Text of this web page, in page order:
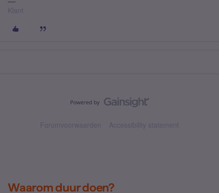
Klant
Forumvoorwaarden Accessibility statement
Waarom duur doen?